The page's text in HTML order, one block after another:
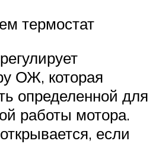
термостат
ОЖ, которая
определенной для
работы мотора.
если